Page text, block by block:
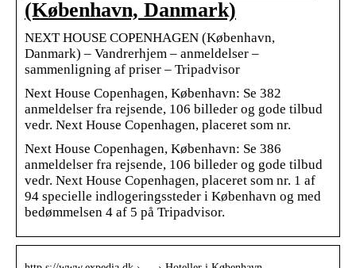
(København, Danmark)
NEXT HOUSE COPENHAGEN (København,
Danmark) – Vandrerhjem – anmeldelser –
sammenligning af priser – Tripadvisor
Next House Copenhagen, København: Se 382
anmeldelser fra rejsende, 106 billeder og gode tilbud
vedr. Next House Copenhagen, placeret som nr.
Next House Copenhagen, København: Se 386
anmeldelser fra rejsende, 106 billeder og gode tilbud
vedr. Next House Copenhagen, placeret som nr. 1 af
94 specielle indlogeringssteder i København og med
bedømmelsen 4 af 5 på Tripadvisor.